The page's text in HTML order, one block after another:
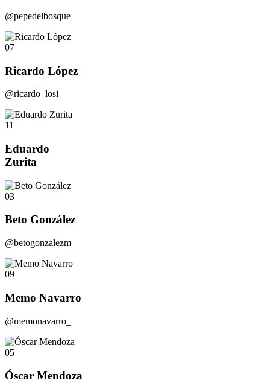
@pepedelbosque
07
Ricardo López
@ricardo_losi
11
Eduardo
Zurita
03
Beto González
@betogonzalezm_
09
Memo Navarro
@memonavarro_
05
Óscar Mendoza